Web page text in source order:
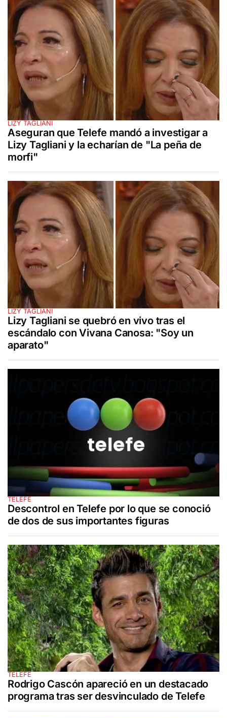
LIZY TAGLIANI
Aseguran que Telefe mandó a investigar a
Lizy Tagliani y la echarían de "La peña de
morfi"
LIZY TAGLIANI
Lizy Tagliani se quebró en vivo tras el
escándalo con Vivana Canosa: "Soy un
aparato"
TELEFE
Descontrol en Telefe por lo que se conoció
de dos de sus importantes figuras
TELEFE
Rodrigo Cascón apareció en un destacado
programa tras ser desvinculado de Telefe